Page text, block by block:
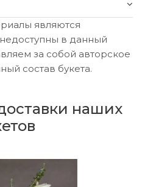
являются
в данный
за собой авторское
состав букета.
наших